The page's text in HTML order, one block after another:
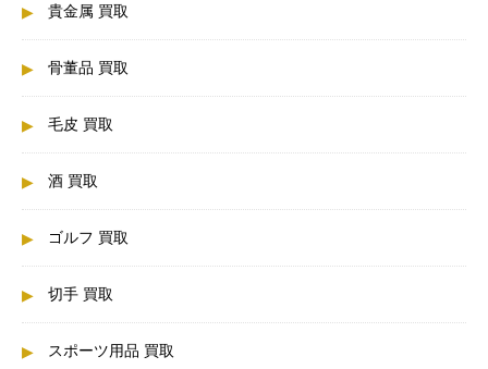
貴金属 買取
骨董品 買取
毛皮 買取
酒 買取
ゴルフ 買取
切手 買取
スポーツ用品 買取